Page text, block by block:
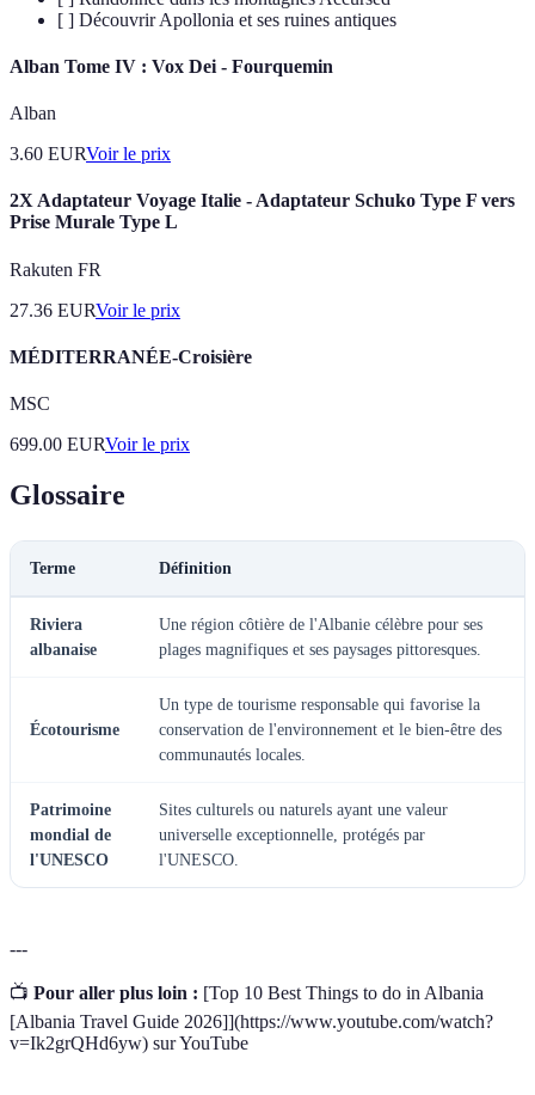
[ ] Découvrir Apollonia et ses ruines antiques
Alban Tome IV : Vox Dei - Fourquemin
Alban
3.60 EURVoir le prix
2X Adaptateur Voyage Italie - Adaptateur Schuko Type F vers
Prise Murale Type L
Rakuten FR
27.36 EURVoir le prix
MÉDITERRANÉE-Croisière
MSC
699.00 EURVoir le prix
Glossaire
Terme Définition
Riviera
albanaise
Une région côtière de l'Albanie célèbre pour ses
plages magnifiques et ses paysages pittoresques.
Écotourisme
Un type de tourisme responsable qui favorise la
conservation de l'environnement et le bien-être des
communautés locales.
Patrimoine
mondial de
l'UNESCO
Sites culturels ou naturels ayant une valeur
universelle exceptionnelle, protégés par
l'UNESCO.
---
📺 Pour aller plus loin : [Top 10 Best Things to do in Albania
[Albania Travel Guide 2026]](https://www.youtube.com/watch?
v=Ik2grQHd6yw) sur YouTube